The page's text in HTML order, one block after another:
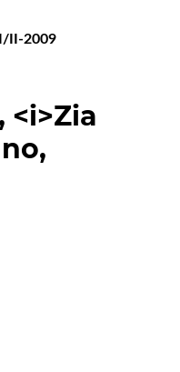
II-2009
<i>Zia